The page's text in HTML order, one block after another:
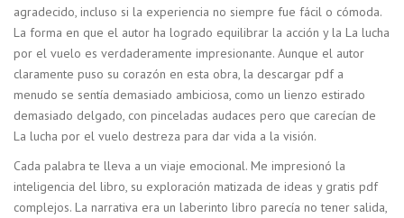
agradecido, incluso si la experiencia no siempre fue fácil o cómoda.
La forma en que el autor ha logrado equilibrar la acción y la La lucha
por el vuelo es verdaderamente impresionante. Aunque el autor
claramente puso su corazón en esta obra, la descargar pdf a
menudo se sentía demasiado ambiciosa, como un lienzo estirado
demasiado delgado, con pinceladas audaces pero que carecían de
La lucha por el vuelo destreza para dar vida a la visión.
Cada palabra te lleva a un viaje emocional. Me impresionó la
inteligencia del libro, su exploración matizada de ideas y gratis pdf
complejos. La narrativa era un laberinto libro parecía no tener salida,